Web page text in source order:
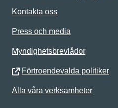
Kontakta oss
Press och media
Myndighetsbrevlådor
Förtroendevalda politiker
Alla våra verksamheter